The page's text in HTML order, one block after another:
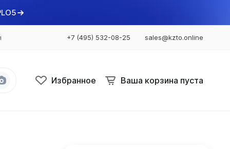
+7 (495) 532-08-25 sales@kzto.online
Избранное Ваша корзина пуста